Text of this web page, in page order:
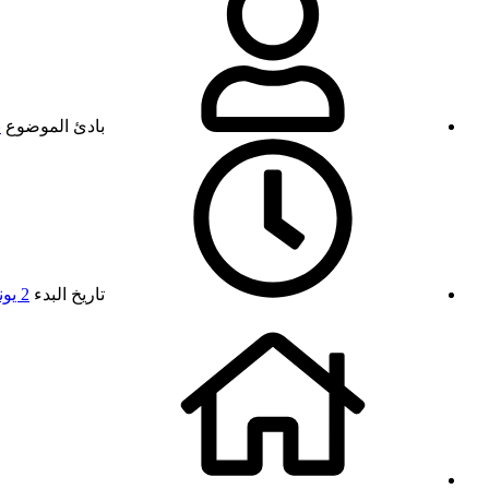
بادئ الموضوع
تاريخ البدء 2 يونيو 2026